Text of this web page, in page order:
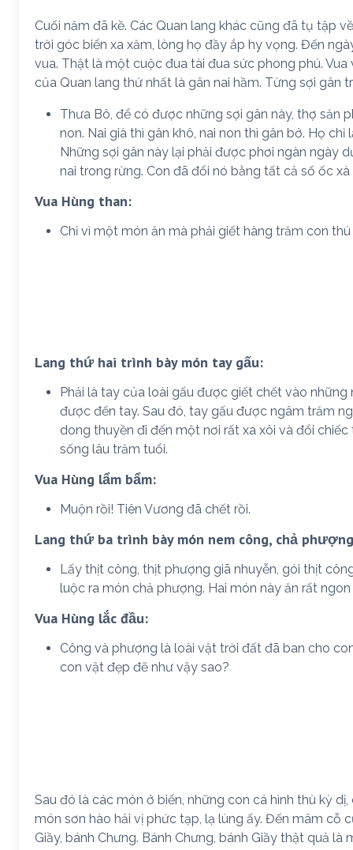
Cuối năm đã kề. Các Quan lang khác cũng đã tụ tập
trời góc biển xa xăm, lòng họ đầy ắp hy vọng. Đến
vua. Thật là một cuộc đua tài đua sức phong phú.
của Quan lang thứ nhất là gân nai hầm. Từng sợi gân
Thưa Bô, để có được những sợi gân này, thợ săn
non. Nai già thì gân khô, nai non thì gân bở. Họ
Những sợi gân này lại phải được phơi ngàn ngày
nai trong rừng. Con đã đổi nó bằng tất cả số ốc
Vua Hùng than:
Chỉ vì một món ăn mà phải giết hàng trăm con
Lang thứ hai trình bày món tay gấu:
Phải là tay của loài gấu được giết chết vào
được đến tay. Sau đó, tay gấu được ngâm trăm
dong thuyền đi đến một nơi rất xa xôi và đổi
sống lâu trăm tuổi.
Vua Hùng lẩm bẩm:
Muộn rồi! Tiên Vương đã chết rồi.
Lang thứ ba trình bày món nem công, chả
Lấy thịt công, thịt phượng giã nhuyễn, gói thịt
luộc ra món chả phượng. Hai món này ăn rất ngon
Vua Hùng lắc đầu:
Công và phượng là loài vật trời đất đã ban cho
con vật đẹp đẽ như vậy sao?
Sau đó là các món ở biển, những con cá hình thù kỳ
món sơn hào hải vị phức tạp, lạ lùng ấy. Đến mâm cỗ
Giầy, bánh Chưng. Bánh Chưng, bánh Giầy thật quả